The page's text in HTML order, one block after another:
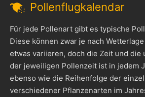
Pollenflugkalendar
Für jede Pollenart gibt es typische
Diese können zwar je nach
etwas variieren, doch die Zeit und die
der jeweiligen Pollenzeit ist in jedem
ebenso wie die Reihenfolge der
verschiedener Pflanzenarten im